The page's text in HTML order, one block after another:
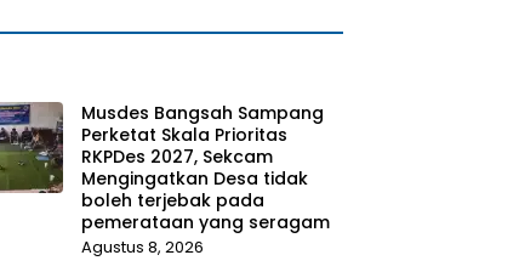
Musdes Bangsah Sampang
Perketat Skala Prioritas
RKPDes 2027, Sekcam
Mengingatkan Desa tidak
boleh terjebak pada
pemerataan yang seragam
Agustus 8, 2026